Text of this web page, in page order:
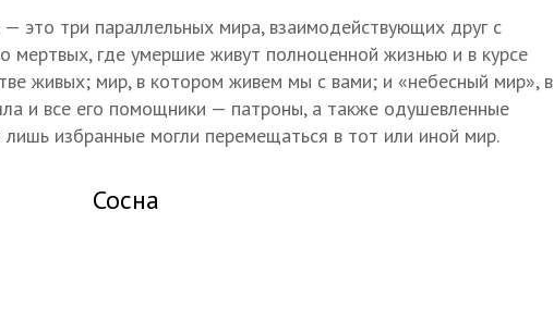
это три параллельных мира, взаимодействующих друг с
мертвых, где умершие живут полноценной жизнью и в курсе
живых; мир, в котором живем мы с вами; и «небесный мир», в
и все его помощники — патроны, а также одушевленные
избранные могли перемещаться в тот или иной мир.
Сосна